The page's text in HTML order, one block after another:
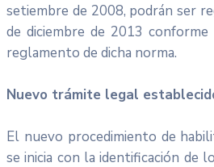
setiembre de 2008, podrán ser
de diciembre de 2013
reglamento de dicha norma.
Nuevo trámite legal
El nuevo procedimiento de
se inicia con la identificación de